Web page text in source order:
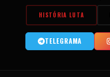
HISTÓRIA LUTA
TELEGRAMA